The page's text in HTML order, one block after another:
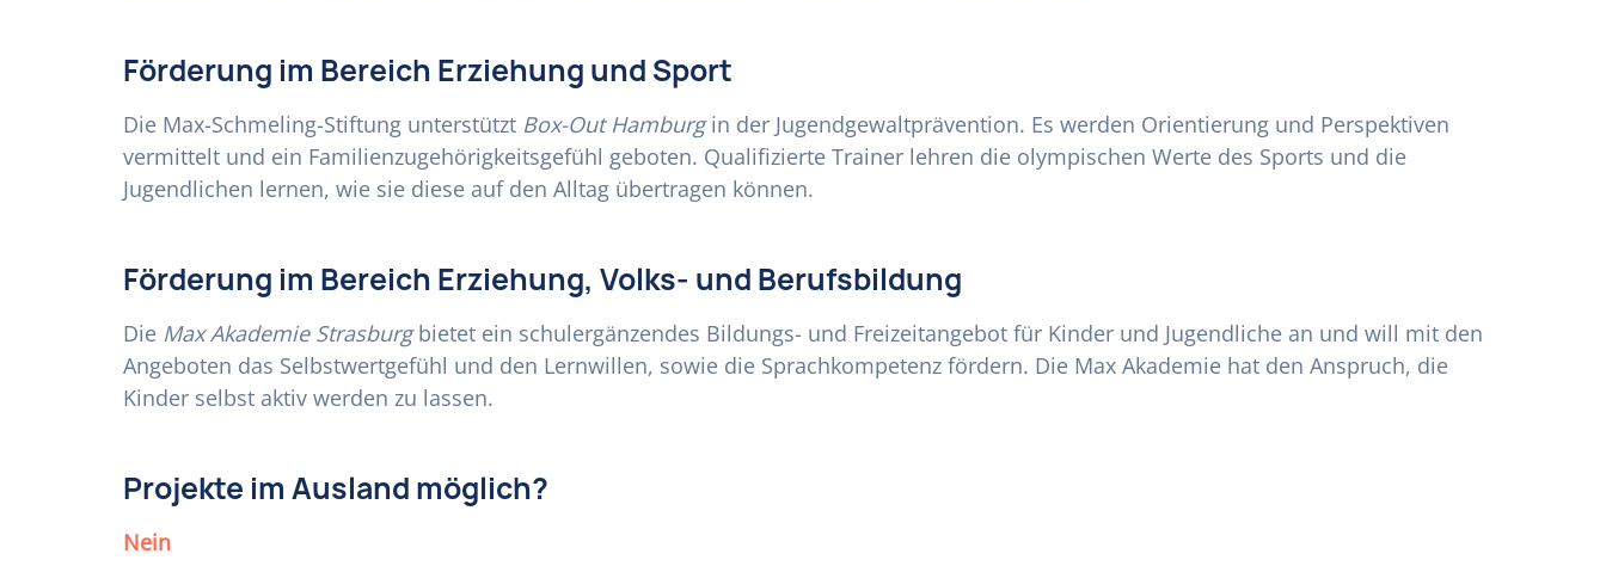
Förderung im Bereich Erziehung und Sport
Die Max-Schmeling-Stiftung unterstützt Box-Out Hamburgin der Jugendgewaltprävention. Es werden Orientierung und Perspektiven
vermittelt und ein Familienzugehörigkeitsgefühl geboten. Qualifizierte Trainer lehren die olympischen Werte des Sports und die
Jugendlichen lernen, wie sie diese auf den Alltag übertragen können.
Förderung im Bereich Erziehung, Volks- und Berufsbildung
Die Max Akademie Strasburgbietet ein schulergänzendes Bildungs- und Freizeitangebot für Kinder und Jugendliche an und will mit den
Angeboten das Selbstwertgefühl und den Lernwillen, sowie die Sprachkompetenz fördern. Die Max Akademie hat den Anspruch, die
Kinder selbst aktiv werden zu lassen.
Projekte im Ausland möglich?
Nein